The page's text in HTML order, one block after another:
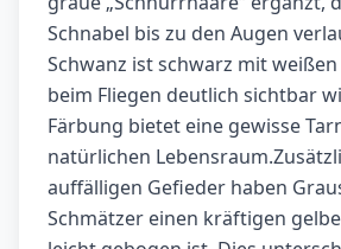
Schnabel bis zu den Augen
Schwanz ist schwarz mit weißen
beim Fliegen deutlich sichtbar
Färbung bietet eine gewisse
natürlichen
auffälligen Gefieder haben
Schmätzer einen kräftigen